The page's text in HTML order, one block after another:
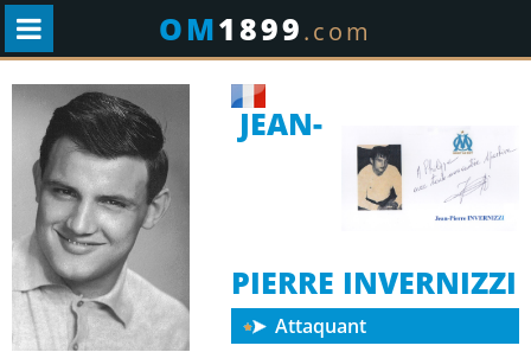
OM1899.com
JEAN-
PIERRE INVERNIZZI
Attaquant